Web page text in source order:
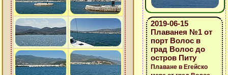
2019-06-15
Плаванея №1 от
порт Волос в
град Волос до
остров Питу
Плаване в Егейско